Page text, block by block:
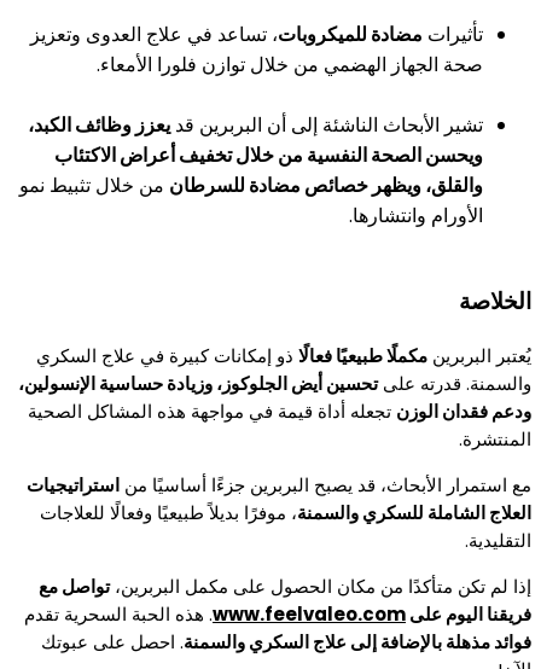
تأثيرات مضادة للميكروبات، تساعد في علاج العدوى وتعزيز
صحة الجهاز الهضمي من خلال توازن فلورا الأمعاء.
تشير الأبحاث الناشئة إلى أن البربرين قديعزز وظائف الكبد،
ويحسن الصحة النفسية من خلال تخفيف أعراض الاكتئاب
والقلق، ويظهر خصائص مضادة للسرطان من خلال تثبيط نمو
الأورام وانتشارها.
الخلاصة
يُعتبر البربرين مكملًا طبيعيًا فعالًا ذو إمكانات كبيرة في علاج السكري
والسمنة. قدرته علىتحسين أيض الجلوكوز، وزيادة حساسية الإنسولين،
ودعم فقدان الوزن تجعله أداة قيمة في مواجهة هذه المشاكل الصحية
المنتشرة.
مع استمرار الأبحاث، قد يصبح البربرين جزءًا أساسيًا من استراتيجيات
العلاج الشاملة للسكري والسمنة، موفرًا بديلاً طبيعيًا وفعالًا للعلاجات
التقليدية.
إذا لم تكن متأكدًا من مكان الحصول على مكمل البربرين،تواصل مع
فريقنا اليوم علىwww.feelvaleo.com. هذه الحبة السحرية تقدم
فوائد مذهلة بالإضافة إلى علاج السكري والسمنة. احصل على عبوتك